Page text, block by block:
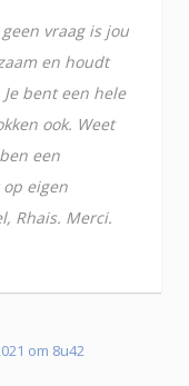
vraag is jou
en houdt
bent een hele
ook. Weet
een
eigen
Rhais. Merci.
om 8u42